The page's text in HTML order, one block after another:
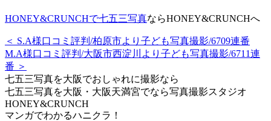
HONEY&CRUNCHで七五三写真ならHONEY&CRUNCHへ
＜ S.A様口コミ評判/柏原市より子ども写真撮影/6709連番
M.A様口コミ評判/大阪市西淀川より子ども写真撮影/6711連
番 ＞
七五三写真を大阪でおしゃれに撮影なら
七五三写真を大阪・大阪天満宮でなら写真撮影スタジオ
HONEY&CRUNCH
マンガでわかるハニクラ！